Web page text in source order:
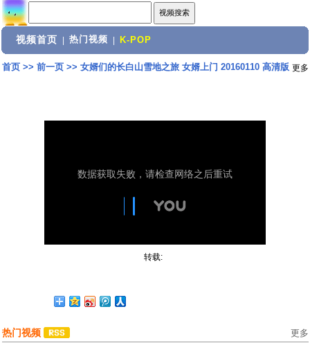
视频首页 热门视频 K-POP
首页>> 前一页>> 女婿们的长白山雪地之旅 女婿上门 20160110 高清版 更多
转载:
热门视频 更多